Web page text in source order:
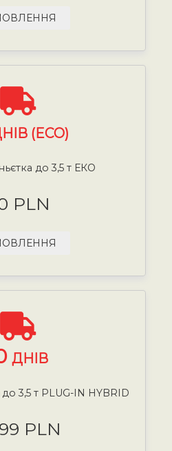
(ECO)
до 3,5 т ЕКО
PLN
ДНІВ
3,5 т PLUG-IN HYBRID
PLN